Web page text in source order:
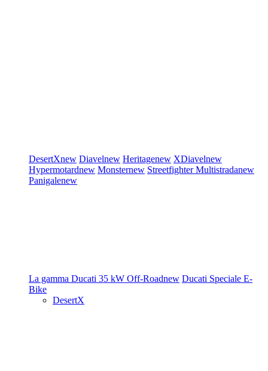
DesertXnew Diavelnew Heritagenew XDiavelnew
Hypermotardnew Monsternew StreetfighterMultistradanew
Panigalenew
La gamma Ducati 35 kW Off-Roadnew Ducati Speciale E-
Bike
DesertX